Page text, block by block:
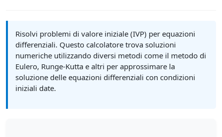
Risolvi problemi di valore iniziale (IVP) per equazioni
differenziali. Questo calcolatore trova soluzioni
numeriche utilizzando diversi metodi come il metodo di
Eulero, Runge-Kutta e altri per approssimare la
soluzione delle equazioni differenziali con condizioni
iniziali date.